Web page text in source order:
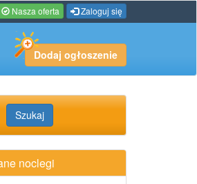
Nasza oferta Zaloguj się
Dodaj ogłoszenie
Szukaj
noclegi